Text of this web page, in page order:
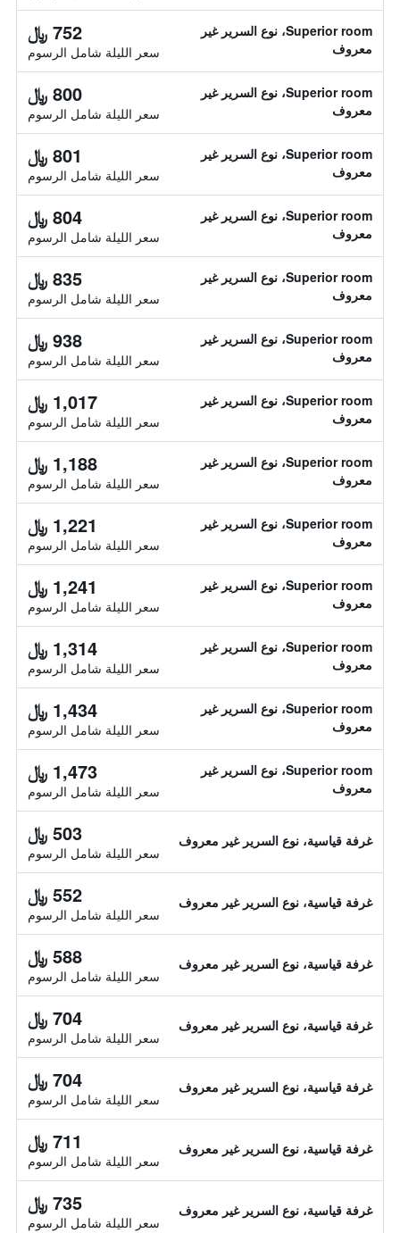
Superior room، نوع السرير غير
معروف
752 ﷼
سعر الليلة شامل الرسوم
Superior room، نوع السرير غير
معروف
800 ﷼
سعر الليلة شامل الرسوم
Superior room، نوع السرير غير
معروف
801 ﷼
سعر الليلة شامل الرسوم
Superior room، نوع السرير غير
معروف
804 ﷼
سعر الليلة شامل الرسوم
Superior room، نوع السرير غير
معروف
835 ﷼
سعر الليلة شامل الرسوم
Superior room، نوع السرير غير
معروف
938 ﷼
سعر الليلة شامل الرسوم
Superior room، نوع السرير غير
معروف
1,017 ﷼
سعر الليلة شامل الرسوم
Superior room، نوع السرير غير
معروف
1,188 ﷼
سعر الليلة شامل الرسوم
Superior room، نوع السرير غير
معروف
1,221 ﷼
سعر الليلة شامل الرسوم
Superior room، نوع السرير غير
معروف
1,241 ﷼
سعر الليلة شامل الرسوم
Superior room، نوع السرير غير
معروف
1,314 ﷼
سعر الليلة شامل الرسوم
Superior room، نوع السرير غير
معروف
1,434 ﷼
سعر الليلة شامل الرسوم
Superior room، نوع السرير غير
معروف
1,473 ﷼
سعر الليلة شامل الرسوم
غرفة قياسية، نوع السرير غير معروف 503 ﷼
سعر الليلة شامل الرسوم
غرفة قياسية، نوع السرير غير معروف 552 ﷼
سعر الليلة شامل الرسوم
غرفة قياسية، نوع السرير غير معروف 588 ﷼
سعر الليلة شامل الرسوم
غرفة قياسية، نوع السرير غير معروف 704 ﷼
سعر الليلة شامل الرسوم
غرفة قياسية، نوع السرير غير معروف 704 ﷼
سعر الليلة شامل الرسوم
غرفة قياسية، نوع السرير غير معروف 711 ﷼
سعر الليلة شامل الرسوم
غرفة قياسية، نوع السرير غير معروف 735 ﷼
سعر الليلة شامل الرسوم